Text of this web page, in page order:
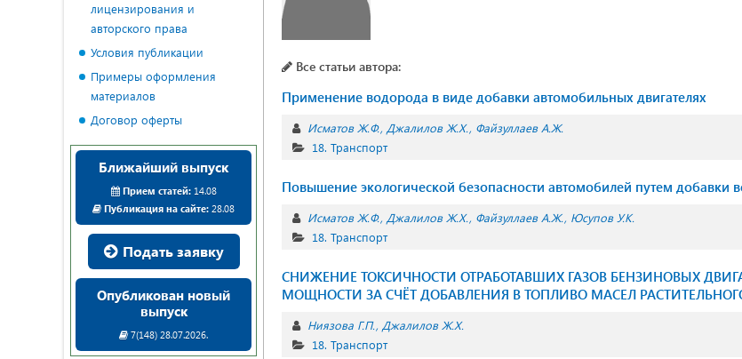
Все статьи автора:
Применение водорода в виде добавки автомобильных двигателях
Исматов Ж.Ф. Джалилов Ж.Х. Файзуллаев А.Ж.
18. Транспорт
Повышение экологической безопасности автомобилей путем добавки
Исматов Ж.Ф. Джалилов Ж.Х. Файзуллаев А.Ж. Юсупов У.К.
18. Транспорт
СНИЖЕНИЕ ТОКСИЧНОСТИ ОТРАБОТАВШИХ ГАЗОВ БЕНЗИНОВЫХ
МОЩНОСТИ ЗА СЧЁТ ДОБАВЛЕНИЯ В ТОПЛИВО МАСЕЛ
Ниязова Г.П. Джалилов Ж.Х.
18. Транспорт
лицензирования и
авторского права
Условия публикации
Примеры оформления
материалов
Договор оферты
Ближайший выпуск
Прием статей:14.08
Публикация на сайте: 28.08
Подать заявку
Опубликован новый
выпуск
7(148) 28.07.2026.